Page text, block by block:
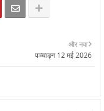
और नया
पञ्चाङ्ग 12 मई 2026